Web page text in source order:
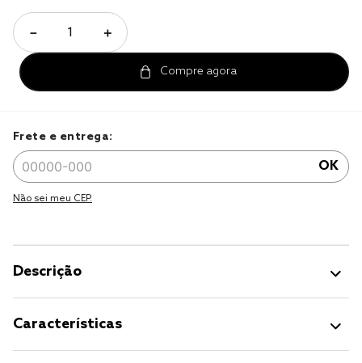
＋
－
Frete e entrega:
OK
Não sei meu CEP.
Descrição
Características